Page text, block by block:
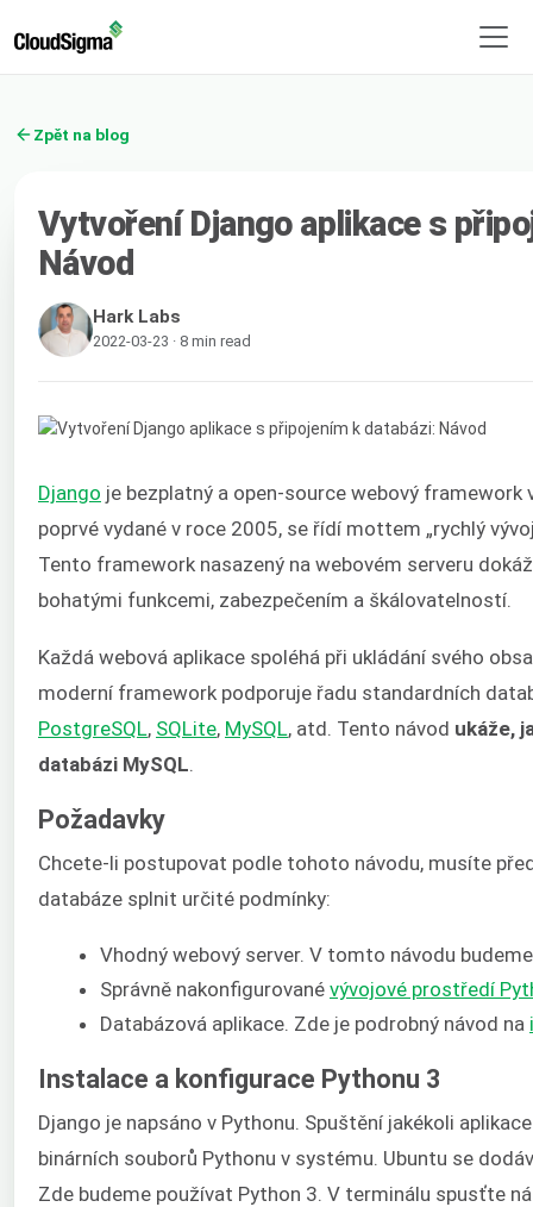
Zpět na blog
Vytvoření Django aplikace s
Návod
Hark Labs
2022-03-23 · 8 min read
Django je bezplatný a open-source webový framework
poprvé vydané v roce 2005, se řídí mottem „rychlý
Tento framework nasazený na webovém serveru
bohatými funkcemi, zabezpečením a škálovatelností.
Každá webová aplikace spoléhá při ukládání svého
moderní framework podporuje řadu standardních
PostgreSQL, SQLite, MySQL, atd. Tento návod ukáže,
databázi MySQL.
Požadavky
Chcete-li postupovat podle tohoto návodu, musíte
databáze splnit určité podmínky:
Vhodný webový server. V tomto návodu
Správně nakonfigurované vývojové prostředí
Databázová aplikace. Zde je podrobný návod na
Instalace a konfigurace Pythonu 3
Django je napsáno v Pythonu. Spuštění jakékoli
binárních souborů Pythonu v systému. Ubuntu se
Zde budeme používat Python 3. V terminálu spusťte